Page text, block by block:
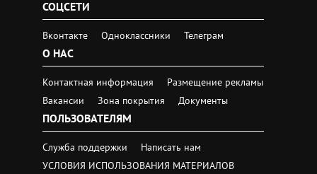
СОЦСЕТИ
Вконтакте Одноклассники Телеграм
О НАС
Контактная информация
Размещение рекламы
Вакансии
Зона покрытия Документы
ПОЛЬЗОВАТЕЛЯМ
Служба поддержки
Написать нам
УСЛОВИЯ ИСПОЛЬЗОВАНИЯ МАТЕРИАЛОВ